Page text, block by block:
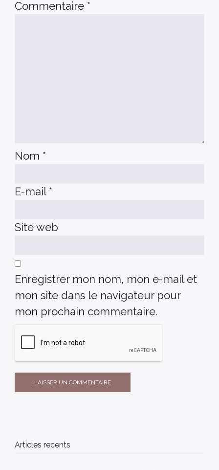
Commentaire *
Nom *
E-mail *
Site web
Enregistrer mon nom, mon e-mail et
mon site dans le navigateur pour
mon prochain commentaire.
Articles recents